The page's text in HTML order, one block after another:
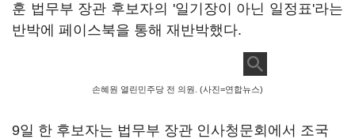
훈 법무부 장관 후보자의 '일기장이 아닌 일정표'라는
반박에 페이스북을 통해 재반박했다.
손혜원 열린민주당 전 의원. (사진=연합뉴스)
9일 한 후보자는 법무부 장관 인사청문회에서 조국